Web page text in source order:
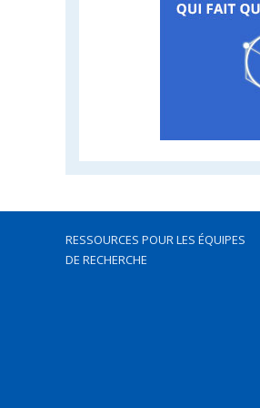
RESSOURCES POUR LES ÉQUIPES
DE RECHERCHE